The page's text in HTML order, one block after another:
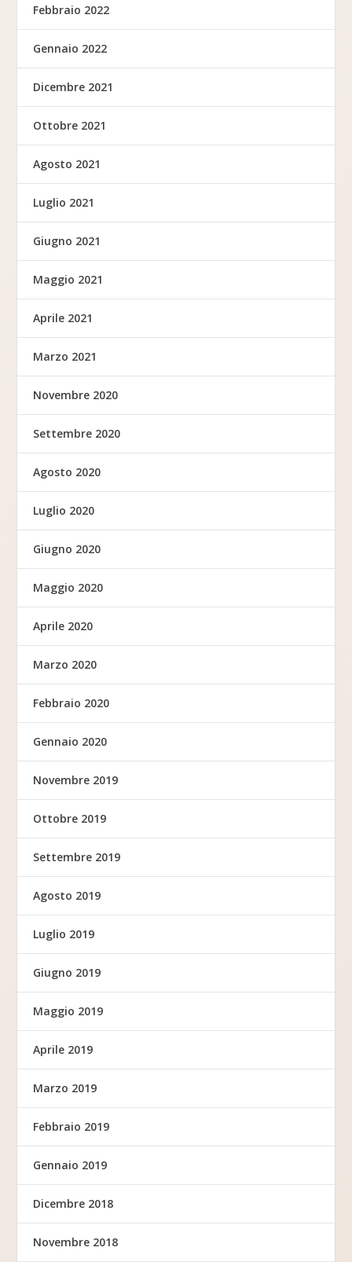
Febbraio 2022
Gennaio 2022
Dicembre 2021
Ottobre 2021
Agosto 2021
Luglio 2021
Giugno 2021
Maggio 2021
Aprile 2021
Marzo 2021
Novembre 2020
Settembre 2020
Agosto 2020
Luglio 2020
Giugno 2020
Maggio 2020
Aprile 2020
Marzo 2020
Febbraio 2020
Gennaio 2020
Novembre 2019
Ottobre 2019
Settembre 2019
Agosto 2019
Luglio 2019
Giugno 2019
Maggio 2019
Aprile 2019
Marzo 2019
Febbraio 2019
Gennaio 2019
Dicembre 2018
Novembre 2018